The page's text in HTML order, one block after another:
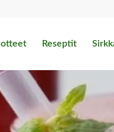
Reseptit